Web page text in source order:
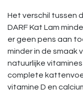
Het verschil tussen
DARF Kat Lam
er geen pens aan
minder in de smaak
natuurlijke
complete
vitamine D en